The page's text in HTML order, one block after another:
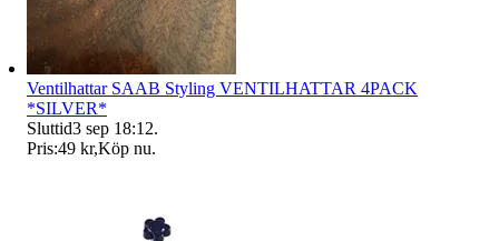
Ventilhattar SAAB Styling VENTILHATTAR 4PACK
*SILVER*
Sluttid3 sep 18:12.
Pris:49 kr,Köp nu.